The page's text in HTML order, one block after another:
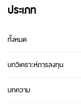
ประเภท
ทั้งหมด
บทวิเคราะห์การลงทุน
บทความ